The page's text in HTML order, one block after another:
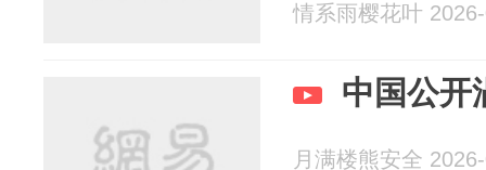
情系雨樱花叶
中国公开
月满楼熊安全